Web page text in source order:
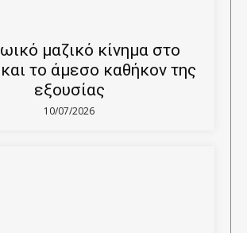
μαζικό κίνημα στο
το άμεσο καθήκον της
εξουσίας
10/07/2026